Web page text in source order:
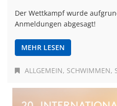
Der Wettkampf wurde
Anmeldungen abgesagt!
MEHR LESEN
ALLGEMEIN SCHWIMMEN